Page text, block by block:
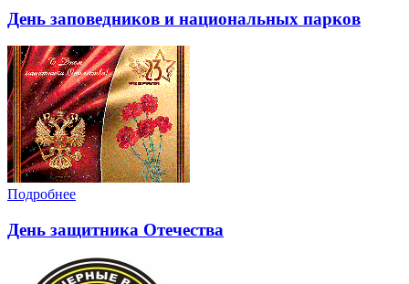
День заповедников и национальных парков
Подробнее
День защитника Отечества